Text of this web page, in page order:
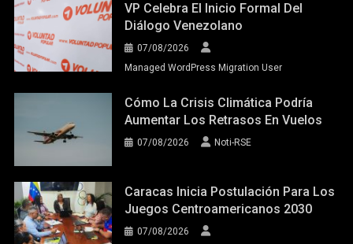
VP Celebra El Inicio Formal Del
Diálogo Venezolano
07/08/2026
Managed WordPress Migration User
Cómo La Crisis Climática Podría
Aumentar Los Retrasos En Vuelos
07/08/2026 Noti-RSE
Caracas Inicia Postulación Para Los
Juegos Centroamericanos 2030
07/08/2026